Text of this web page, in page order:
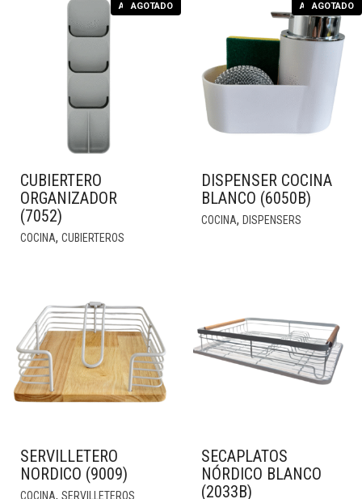
AGOTADO
AGOTADO
CUBIERTERO
ORGANIZADOR
(7052)
COCINA, CUBIERTEROS
AGOTADO
AGOTADO
DISPENSER COCINA
BLANCO (6050B)
COCINA, DISPENSERS
SERVILLETERO
NORDICO (9009)
COCINA, SERVILLETEROS
SECAPLATOS
NÓRDICO BLANCO
(2033B)